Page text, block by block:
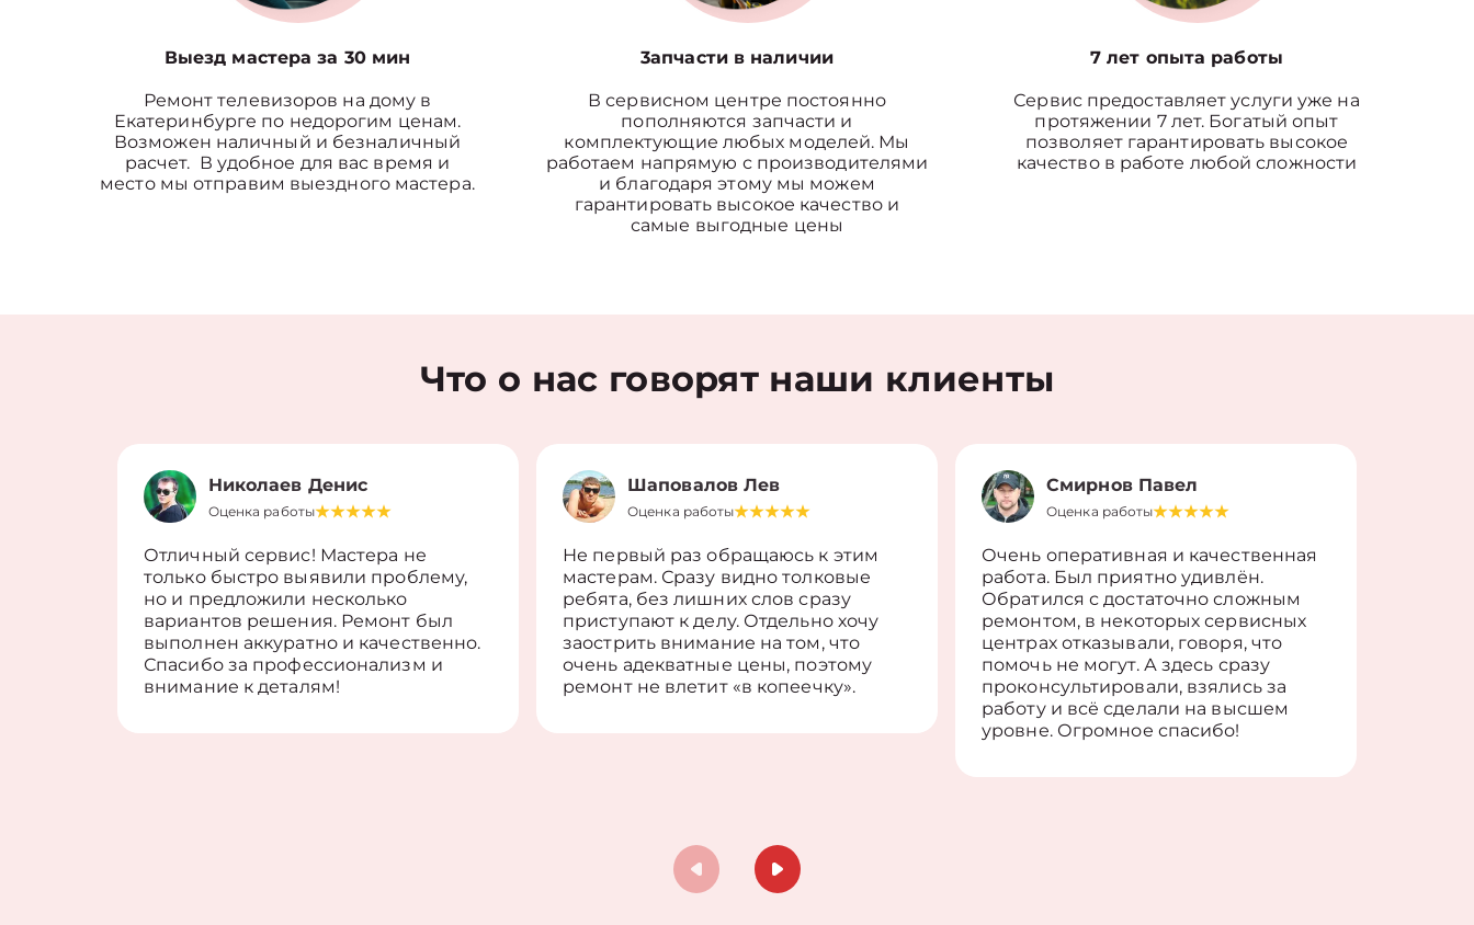
Выезд мастера за 30 мин
Ремонт телевизоров на дому в
Екатеринбурге по недорогим ценам.
Возможен наличный и безналичный
расчет. В удобное для вас время и
место мы отправим выездного мастера.
3апчасти в наличии
В сервисном центре постоянно
пополняются запчасти и
комплектующие любых моделей. Мы
работаем напрямую с производителями
и благодаря этому мы можем
гарантировать высокое качество и
самые выгодные цены
7 лет опыта работы
Сервис предоставляет услуги уже на
протяжении 7 лет. Богатый опыт
позволяет гарантировать высокое
качество в работе любой сложности
Что о нас говорят наши клиенты
Николаев Денис
Оценка работы
Отличный сервис! Мастера не
только быстро выявили проблему,
но и предложили несколько
вариантов решения. Ремонт был
выполнен аккуратно и качественно.
Спасибо за профессионализм и
внимание к деталям!
Шаповалов Лев
Оценка работы
Не первый раз обращаюсь к этим
мастерам. Сразу видно толковые
ребята, без лишних слов сразу
приступают к делу. Отдельно хочу
заострить внимание на том, что
очень адекватные цены, поэтому
ремонт не влетит «в копеечку».
Смирнов Павел
Оценка работы
Очень оперативная и качественная
работа. Был приятно удивлён.
Обратился с достаточно сложным
ремонтом, в некоторых сервисных
центрах отказывали, говоря, что
помочь не могут. А здесь сразу
проконсультировали, взялись за
работу и всё сделали на высшем
уровне. Огромное спасибо!